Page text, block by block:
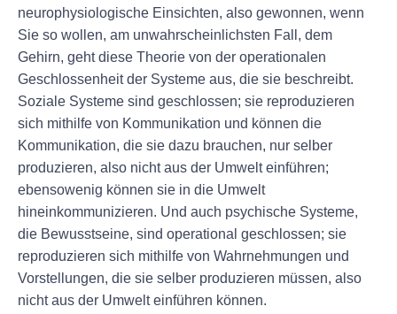
neurophysiologische Einsichten, also gewonnen, wenn
Sie so wollen, am unwahrscheinlichsten Fall, dem
Gehirn, geht diese Theorie von der operationalen
Geschlossenheit der Systeme aus, die sie beschreibt.
Soziale Systeme sind geschlossen; sie reproduzieren
sich mithilfe von Kommunikation und können die
Kommunikation, die sie dazu brauchen, nur selber
produzieren, also nicht aus der Umwelt einführen;
ebensowenig können sie in die Umwelt
hineinkommunizieren. Und auch psychische Systeme,
die Bewusstseine, sind operational geschlossen; sie
reproduzieren sich mithilfe von Wahrnehmungen und
Vorstellungen, die sie selber produzieren müssen, also
nicht aus der Umwelt einführen können.